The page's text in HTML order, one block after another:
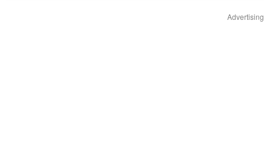
Advertising